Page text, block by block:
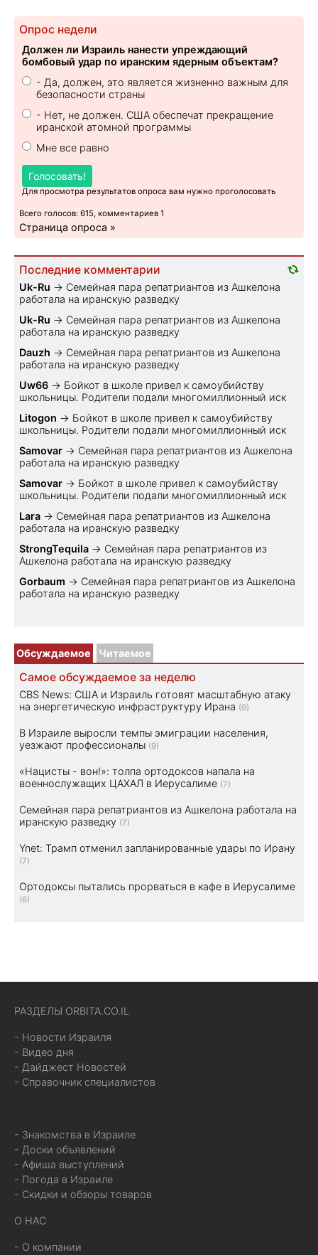
Опрос недели
Должен ли Израиль нанести упреждающий
бомбовый удар по иранским ядерным объектам?
- Да, должен, это является жизненно важным для
безопасности страны
- Нет, не должен. США обеспечат прекращение
иранской атомной программы
Мне все равно
Голосовать!
Для просмотра результатов опроса вам нужно проголосовать
Всего голосов: 615, комментариев 1
Страница опроса »
Последние комментарии
Uk-Ru → Семейная пара репатриантов из Ашкелона
работала на иранскую разведку
Uk-Ru → Семейная пара репатриантов из Ашкелона
работала на иранскую разведку
Dauzh → Семейная пара репатриантов из Ашкелона
работала на иранскую разведку
Uw66 → Бойкот в школе привел к самоубийству
школьницы. Родители подали многомиллионный иск
Litogon → Бойкот в школе привел к самоубийству
школьницы. Родители подали многомиллионный иск
Samovar → Семейная пара репатриантов из Ашкелона
работала на иранскую разведку
Samovar → Бойкот в школе привел к самоубийству
школьницы. Родители подали многомиллионный иск
Lara → Семейная пара репатриантов из Ашкелона
работала на иранскую разведку
StrongTequila → Семейная пара репатриантов из
Ашкелона работала на иранскую разведку
Gorbaum → Семейная пара репатриантов из Ашкелона
работала на иранскую разведку
Обсуждаемое Читаемое
Самое обсуждаемое за неделю
CBS News: США и Израиль готовят масштабную атаку
на энергетическую инфраструктуру Ирана (9)
В Израиле выросли темпы эмиграции населения,
уезжают профессионалы (9)
«Нацисты - вон!»: толпа ортодоксов напала на
военнослужащих ЦАХАЛ в Иерусалиме (7)
Семейная пара репатриантов из Ашкелона работала на
иранскую разведку (7)
Ynet: Трамп отменил запланированные удары по Ирану
(7)
Ортодоксы пытались прорваться в кафе в Иерусалиме
(6)
РАЗДЕЛЫ ORBITA.CO.IL
- Новости Израиля
- Видео дня
- Дайджест Новостей
- Справочник специалистов
- Знакомства в Израиле
- Доски объявлений
- Афиша выступлений
- Погода в Израиле
- Скидки и обзоры товаров
О НАС
- О компании